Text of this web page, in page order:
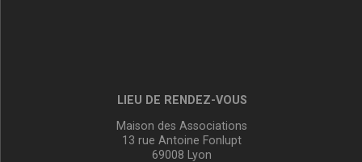
LIEU DE RENDEZ-VOUS
Maison des Associations
13 rue Antoine Fonlupt
69008 Lyon